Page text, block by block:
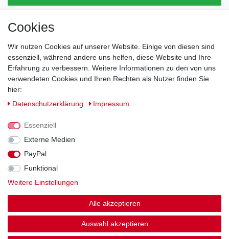
Direkt vom Hersteller
Lagerware
Barrierefreiheitserklärung
© Copyright 2026 | Alle Rechte vorbehalten.
Cookies
Wir nutzen Cookies auf unserer Website. Einige von diesen sind
essenziell, während andere uns helfen, diese Website und Ihre
Erfahrung zu verbessern. Weitere Informationen zu den von uns
verwendeten Cookies und Ihren Rechten als Nutzer finden Sie
hier:
Daten­schutz­erklärung
Impressum
Essenziell
Externe Medien
PayPal
Funktional
Weitere Einstellungen
Alle akzeptieren
Auswahl akzeptieren